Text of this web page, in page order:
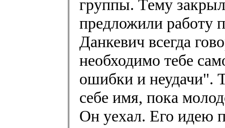
группы. Тему
предложили работу
Данкевич всегда
необходимо тебе
ошибки и неудачи".
себе имя, пока
Он уехал. Его идею